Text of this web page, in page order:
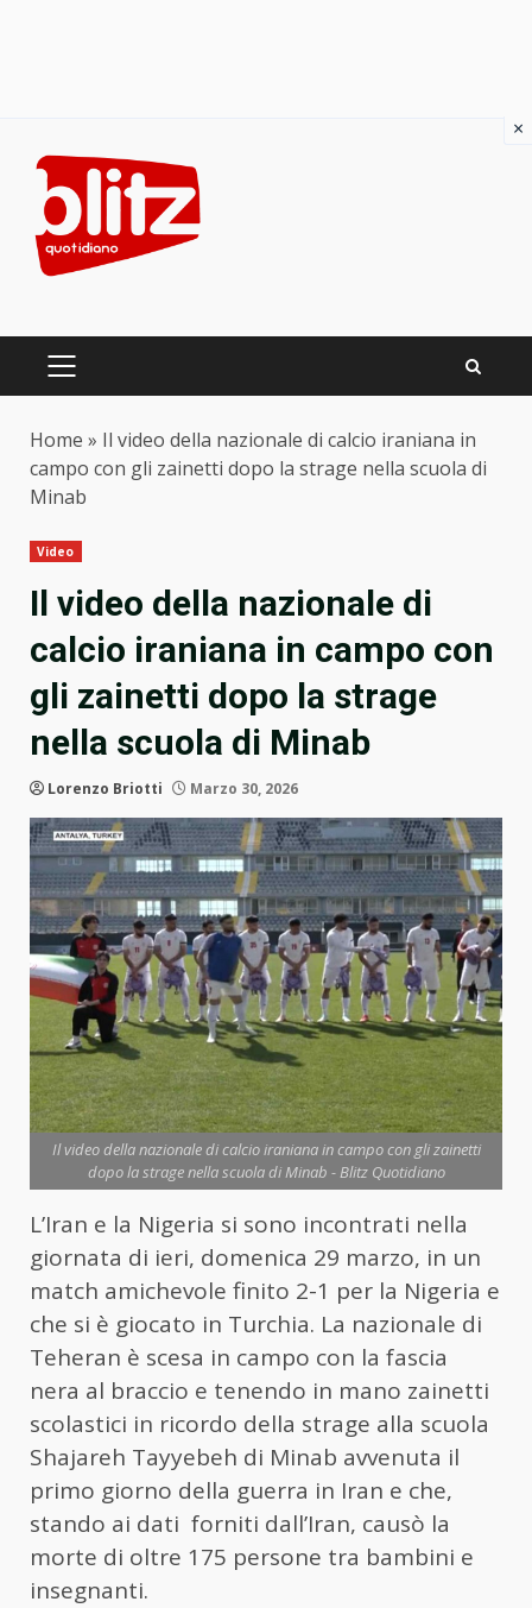
content
PRIMARY
Home » Il video della nazionale di calcio iraniana in
campo con gli zainetti dopo la strage nella scuola di
Minab
Video
Il video della nazionale di
calcio iraniana in campo con
gli zainetti dopo la strage
nella scuola di Minab
Lorenzo Briotti Marzo 30, 2026
Il video della nazionale di calcio iraniana in campo con gli zainetti
dopo la strage nella scuola di Minab - Blitz Quotidiano
L’Iran e la Nigeria si sono incontrati nella
giornata di ieri, domenica 29 marzo, in un
match amichevole finito 2-1 per la Nigeria e
che si è giocato in Turchia. La nazionale di
Teheran è scesa in campo con la fascia
nera al braccio e tenendo in mano zainetti
scolastici in ricordo della strage alla scuola
Shajareh Tayyebeh di Minab avvenuta il
primo giorno della guerra in Iran e che,
stando ai dati forniti dall’Iran, causò la
morte di oltre 175 persone tra bambini e
insegnanti.
×